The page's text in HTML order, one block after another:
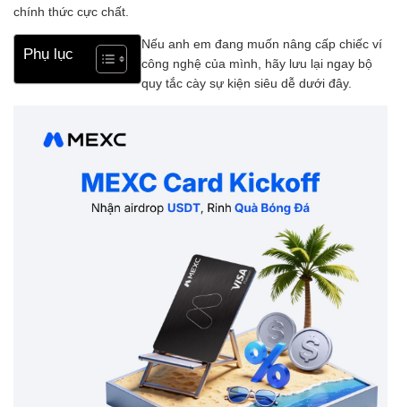
chính thức cực chất.
Phụ lục
Nếu anh em đang muốn nâng cấp chiếc ví
công nghệ của mình, hãy lưu lại ngay bộ
quy tắc cày sự kiện siêu dễ dưới đây.